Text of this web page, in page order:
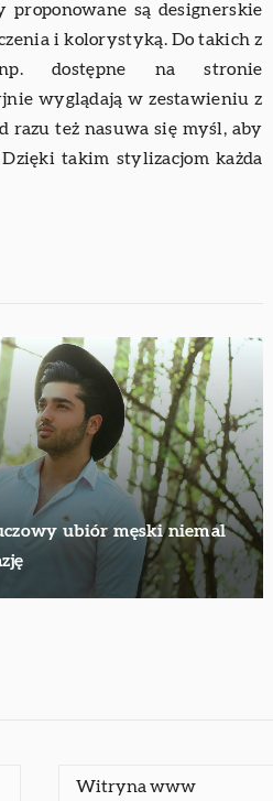
są designerskie
i kolorystyką. Do takich z
dostępne na stronie
wyglądają w zestawieniu z
razu też nasuwa się myśl, aby
takim stylizacjom każda
ubiór męski niemal